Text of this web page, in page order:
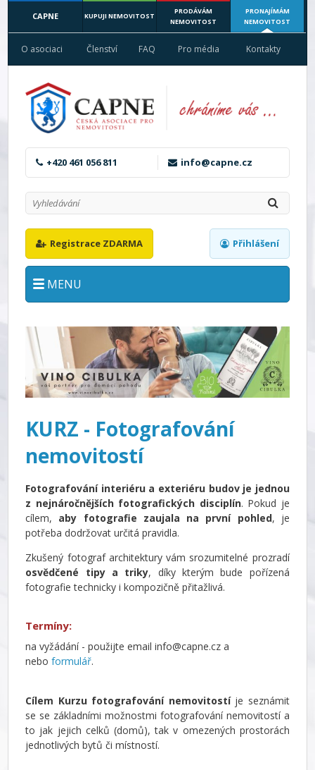
CAPNE KUPUJI NEMOVITOST
PRODÁVÁM
NEMOVITOST
PRONAJÍMÁM
NEMOVITOST
O asociaci Členství FAQ Pro média Kontakty
+420 461 056 811 info@capne.cz
Registrace ZDARMA Přihlášení
MENU
KURZ - Fotografování
nemovitostí
Fotografování interiéru a exteriéru budov je jednou
z nejnáročnějších fotografických disciplín. Pokud je
cílem, aby fotografie zaujala na první pohled, je
potřeba dodržovat určitá pravidla.
Zkušený fotograf architektury vám srozumitelné prozradí
osvědčené tipy a triky, díky kterým bude pořízená
fotografie technicky i kompozičně přitažlivá.
Termíny:
na vyžádání - použijte email info@capne.cz a
neboformulář.
Cílem Kurzu fotografování nemovitostíje seznámit
se se základními možnostmi fotografování nemovitostí a
to jak jejich celků (domů), tak v omezených prostorách
jednotlivých bytů či místností.